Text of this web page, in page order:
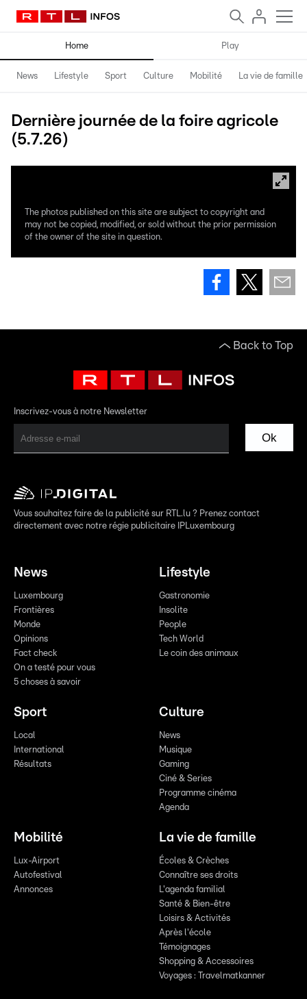
Home Play
News Lifestyle Sport Culture Mobilité La vie de famille
Dernière journée de la foire agricole
(5.7.26)
The photos published on this site are subject to copyright and
may not be copied, modified, or sold without the prior permission
of the owner of the site in question.
Back to Top
Inscrivez-vous à notre Newsletter
Ok
Vous souhaitez faire de la publicité sur RTL.lu ? Prenez contact
directement avec notre régie publicitaire IPLuxembourg
News
Luxembourg
Frontières
Monde
Opinions
Fact check
On a testé pour vous
5 choses à savoir
Lifestyle
Gastronomie
Insolite
People
Tech World
Le coin des animaux
Sport
Local
International
Résultats
Culture
News
Musique
Gaming
Ciné & Series
Programme cinéma
Agenda
Mobilité
Lux-Airport
Autofestival
Annonces
La vie de famille
Écoles & Crèches
Connaître ses droits
L'agenda familial
Santé & Bien-être
Loisirs & Activités
Après l'école
Témoignages
Shopping & Accessoires
Voyages : Travelmatkanner